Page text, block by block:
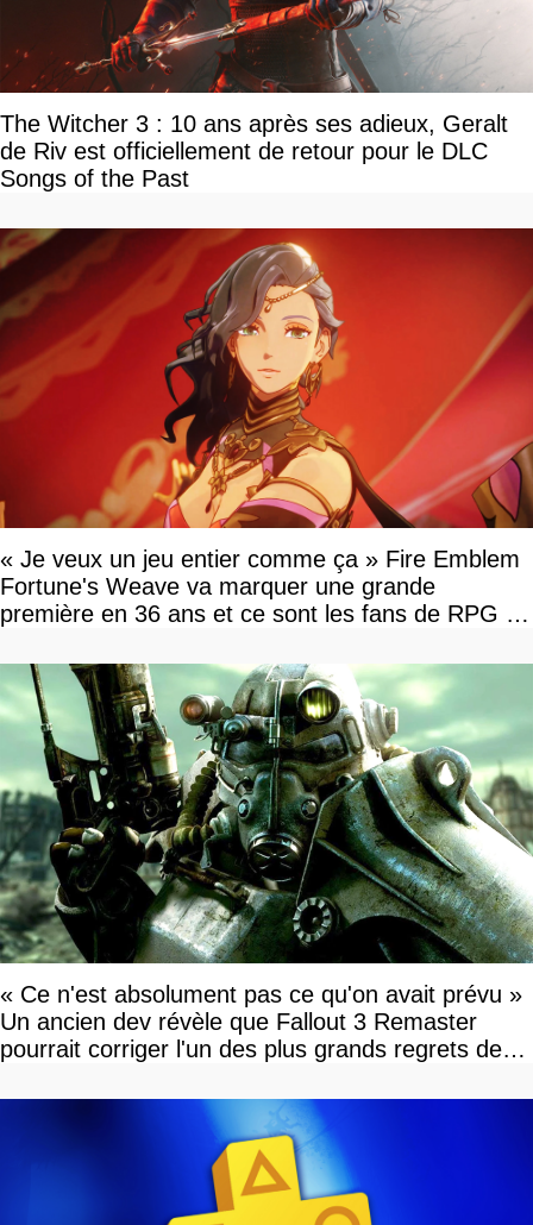
The Witcher 3 : 10 ans après ses adieux, Geralt
de Riv est officiellement de retour pour le DLC
Songs of the Past
« Je veux un jeu entier comme ça » Fire Emblem
Fortune's Weave va marquer une grande
première en 36 ans et ce sont les fans de RPG en
« Ce n'est absolument pas ce qu'on avait prévu »
Un ancien dev révèle que Fallout 3 Remaster
pourrait corriger l'un des plus grands regrets de